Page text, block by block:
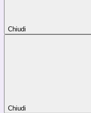
Chiudi
Chiudi